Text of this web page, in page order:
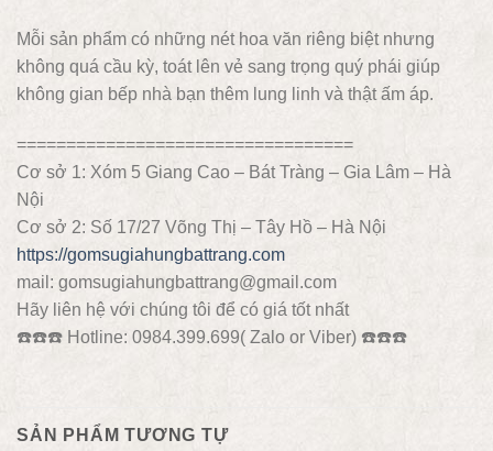
Mỗi sản phẩm có những nét hoa văn riêng biệt nhưng
không quá cầu kỳ, toát lên vẻ sang trọng quý phái giúp
không gian bếp nhà bạn thêm lung linh và thật ấm áp.
==================================
Cơ sở 1: Xóm 5 Giang Cao – Bát Tràng – Gia Lâm – Hà
Nội
Cơ sở 2: Số 17/27 Võng Thị – Tây Hồ – Hà Nội
https://gomsugiahungbattrang.com
mail: gomsugiahungbattrang@gmail.com
Hãy liên hệ với chúng tôi để có giá tốt nhất
☎️☎️☎️ Hotline: 0984.399.699( Zalo or Viber) ☎️☎️☎️
SẢN PHẨM TƯƠNG TỰ